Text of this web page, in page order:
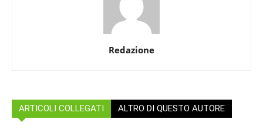
Redazione
ARTICOLI COLLEGATI ALTRO DI QUESTO AUTORE